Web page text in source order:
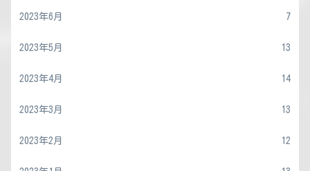
2023年6月 7
2023年5月 13
2023年4月 14
2023年3月 13
2023年2月 12